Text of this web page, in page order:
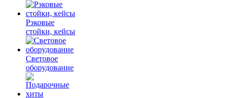
Рэковые
стойки, кейсы
Световое
оборудование